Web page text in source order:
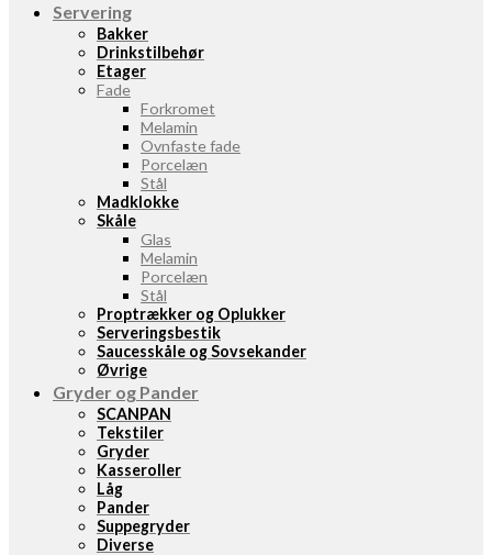
Servering
Bakker
Drinkstilbehør
Etager
Fade
Forkromet
Melamin
Ovnfaste fade
Porcelæn
Stål
Madklokke
Skåle
Glas
Melamin
Porcelæn
Stål
Proptrækker og Oplukker
Serveringsbestik
Saucesskåle og Sovsekander
Øvrige
Gryder og Pander
SCANPAN
Tekstiler
Gryder
Kasseroller
Låg
Pander
Suppegryder
Diverse